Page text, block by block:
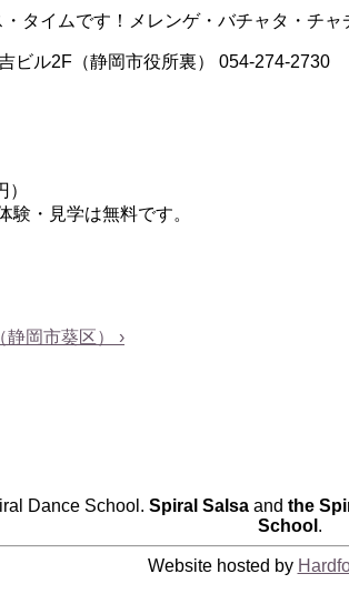
タイムです！メレンゲ・バチャタ・チャ
ビル2F（静岡市役所裏） 054-274-2730
験・見学は無料です。
静岡市葵区） ›
Dance School. Spiral Salsaand the
School .
Website hosted by